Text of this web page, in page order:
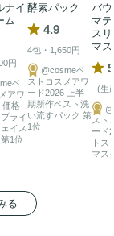
ナイ
ム
円
ベ
アワ
価格
ライ
イス
1位
酵素パック
4.9
4包・1,650円
@cosmeベ
ストコスメアワ
ード2026 上半
期新作ベスト洗
い流すパック 第
1位
バ
マ
ス
マ
- (生
スト
ード
トス
マス
る